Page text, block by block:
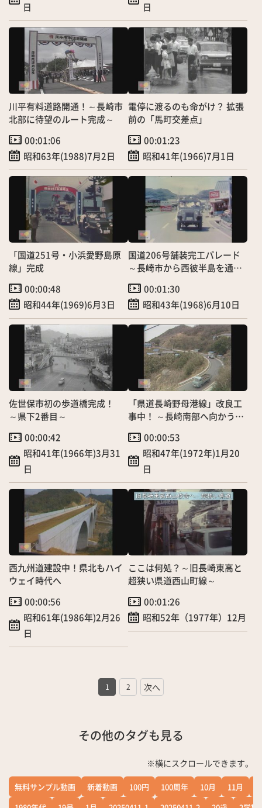
日
日
川平有料道路開通！～長崎市
北部に待望のルート完成～
00:01:06
昭和63年(1988)7月2日
電停に渡るのも命がけ？ 拡張
前の「馬町交差点」
00:01:23
昭和41年(1966)7月1日
「国道251号・小浜愛野島原
線」完成
00:00:48
昭和44年(1969)6月3日
国道206号舗装完工パレード
～長崎市から西彼半島を通っ
00:01:30
昭和43年(1968)6月10日
佐世保市初の歩道橋完成！
～県下2番目～
00:00:42
昭和41年(1966年)3月31
日
「県道長崎野母港線」改良工
事中！ ～長崎南部へ向かう大
00:00:53
昭和47年(1972年)1月20
日
西九州道建設中！県北もハイ
ウェイ時代へ
00:00:56
昭和61年(1986年)2月26
日
ここは何処？～旧長崎東高と
超狭い県道西山町線～
00:01:26
昭和52年（1977年）12月
1 2
その他のタグも見る
※横にスクロールできます。
無料サンプル動画 新着動画 100円 100周年 10月 11月